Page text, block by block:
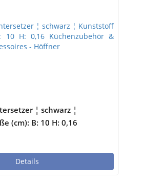
¦ schwarz ¦
(cm): B: 10 H: 0,16
Helfer > Tischaccessoires -
Details